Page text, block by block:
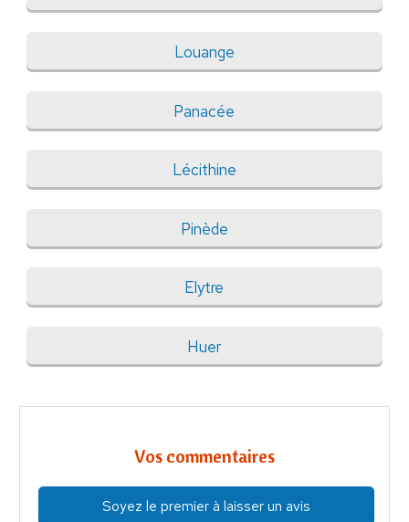
Louange
Panacée
Lécithine
Pinède
Elytre
Huer
Vos commentaires
Soyez le premier à laisser un avis